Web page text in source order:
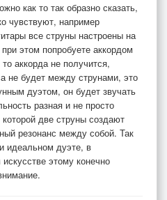
как то так образно сказать,
чувствуют, например
все струны настроены на
этом попробуете аккордом
аккорда не получится,
не будет между струнами, это
дуэтом, он будет звучать
разная и не просто
две струны создают
резонанс между собой. Так
идеальном дуэте, в
этому конечно